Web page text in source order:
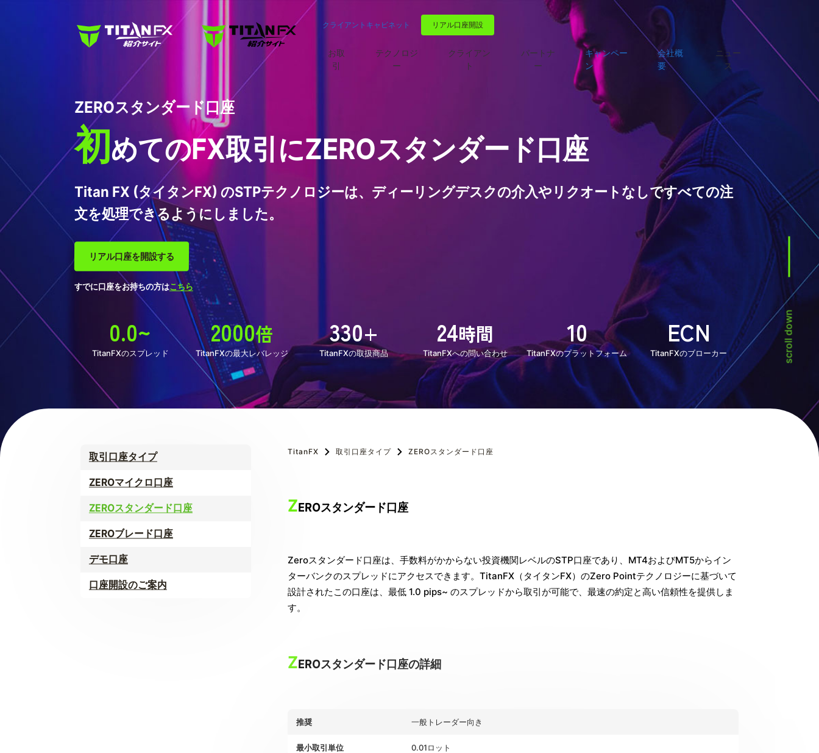
クライアントキャビネット リアル口座開設
お取
引
テクノロジ
ー
クライアン
ト
パートナ
ー
キャンペー
ン
会社概
要
ニュー
ス
ZEROスタンダード口座
初めてのFX取引にZEROスタンダード口座
Titan FX (タイタンFX) のSTPテクノロジーは、ディーリングデスクの介入やリクオートなしですべての注
文を処理できるようにしました。
リアル口座を開設する
すでに口座をお持ちの方はこちら
0.0~
TitanFXのスプレッド
2000倍
TitanFXの最大レバレッジ
330+
TitanFXの取扱商品
24時間
TitanFXへの問い合わせ
10
TitanFXのプラットフォーム
ECN
TitanFXのブローカー scroll down
取引口座タイプ
ZEROマイクロ口座
ZEROスタンダード口座
ZEROブレード口座
デモ口座
口座開設のご案内
TitanFX 取引口座タイプ ZEROスタンダード口座
ZEROスタンダード口座
Zeroスタンダード口座は、手数料がかからない投資機関レベルのSTP口座であり、MT4およびMT5からイン
ターバンクのスプレッドにアクセスできます。TitanFX（タイタンFX）のZero Pointテクノロジーに基づいて
設計されたこの口座は、最低 1.0 pips~ のスプレッドから取引が可能で、最速の約定と高い信頼性を提供しま
す。
ZEROスタンダード口座の詳細
推奨 一般トレーダー向き
最小取引単位 0.01ロット